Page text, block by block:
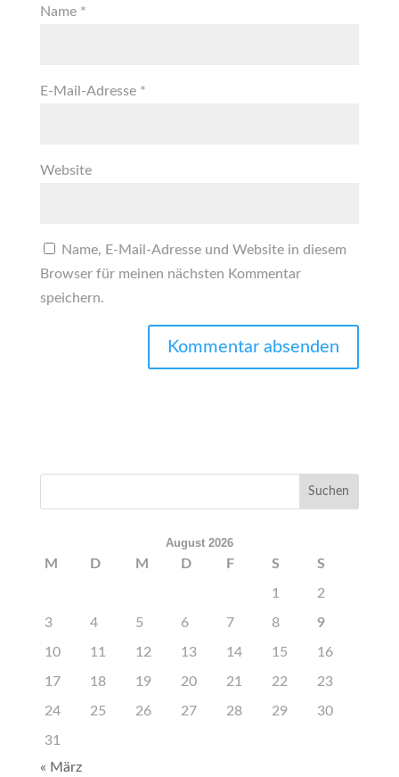
Name *
E-Mail-Adresse *
Website
Name, E-Mail-Adresse und Website in diesem
Browser für meinen nächsten Kommentar
speichern.
August 2026
M D M D F S S
1 2
3 4 5 6 7 8 9
10 11 12 13 14 15 16
17 18 19 20 21 22 23
24 25 26 27 28 29 30
31
« März